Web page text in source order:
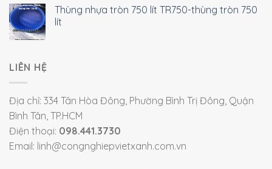
Thùng nhựa tròn 750 lít TR750-thùng tròn 750
lít
LIÊN HỆ
Địa chỉ: 334 Tân Hòa Đông, Phường Bình Trị Đông, Quận
Bình Tân, TP.HCM
Điện thoại: 098.441.3730
Email: linh@congnghiepvietxanh.com.vn